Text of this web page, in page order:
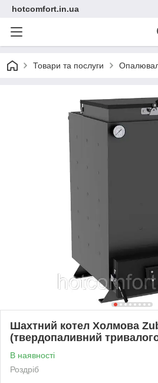
hotcomfort.in.ua
Товари та послуги
Шахтний котел Холмова
(твердопаливний
В наявності
Роздріб